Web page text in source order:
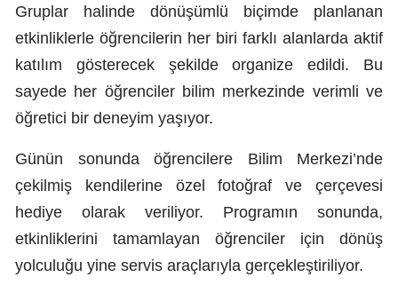
Muğla
Muş
Niğde
Ordu
Rize
Sakarya
Gruplar halinde dönüşümlü biçimde planlanan
etkinliklerle öğrencilerin her biri farklı alanlarda aktif
katılım gösterecek şekilde organize edildi. Bu
sayede her öğrenciler bilim merkezinde verimli ve
öğretici bir deneyim yaşıyor.
Günün sonunda öğrencilere Bilim Merkezi’nde
çekilmiş kendilerine özel fotoğraf ve çerçevesi
hediye olarak veriliyor. Programın sonunda,
etkinliklerini tamamlayan öğrenciler için dönüş
yolculuğu yine servis araçlarıyla gerçekleştiriliyor.